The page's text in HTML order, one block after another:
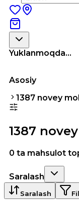
Yuklanmoqda...
Asosiy
1387 novey
1387
0 ta mahsulot
Saralash
Saralash